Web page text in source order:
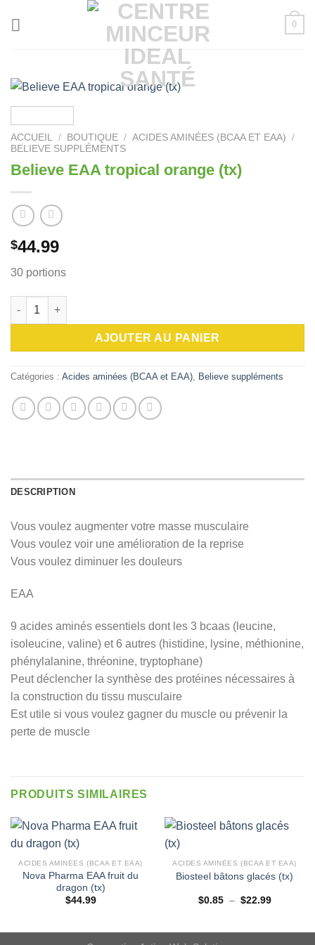
0
ACCUEIL / BOUTIQUE / ACIDES AMINÉES (BCAA ET EAA)
/
BELIEVE SUPPLÉMENTS
Believe EAA tropical orange (tx)
$44.99
30 portions
quantité de Believe EAA tropical orange (tx)
AJOUTER AU PANIER
Catégories : Acides aminées (BCAA et EAA), Believe suppléments
DESCRIPTION
Vous voulez augmenter votre masse musculaire
Vous voulez voir une amélioration de la reprise
Vous voulez diminuer les douleurs
EAA
9 acides aminés essentiels dont les 3 bcaas (leucine,
isoleucine, valine) et 6 autres (histidine, lysine, méthionine,
phénylalanine, thréonine, tryptophane)
Peut déclencher la synthèse des protéines nécessaires à
la construction du tissu musculaire
Est utile si vous voulez gagner du muscle ou prévenir la
perte de muscle
PRODUITS SIMILAIRES
ACIDES AMINÉES (BCAA ET EAA)
Nova Pharma EAA fruit du
dragon (tx)
$44.99
ACIDES AMINÉES (BCAA ET EAA)
Biosteel bâtons glacés (tx)
$0.85 – $22.99Plage